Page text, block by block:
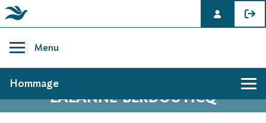
content
Menu
AVIS DE DÉCÈS DE GÉRARD
LALANNE-BERDOUTICQ
Hommage